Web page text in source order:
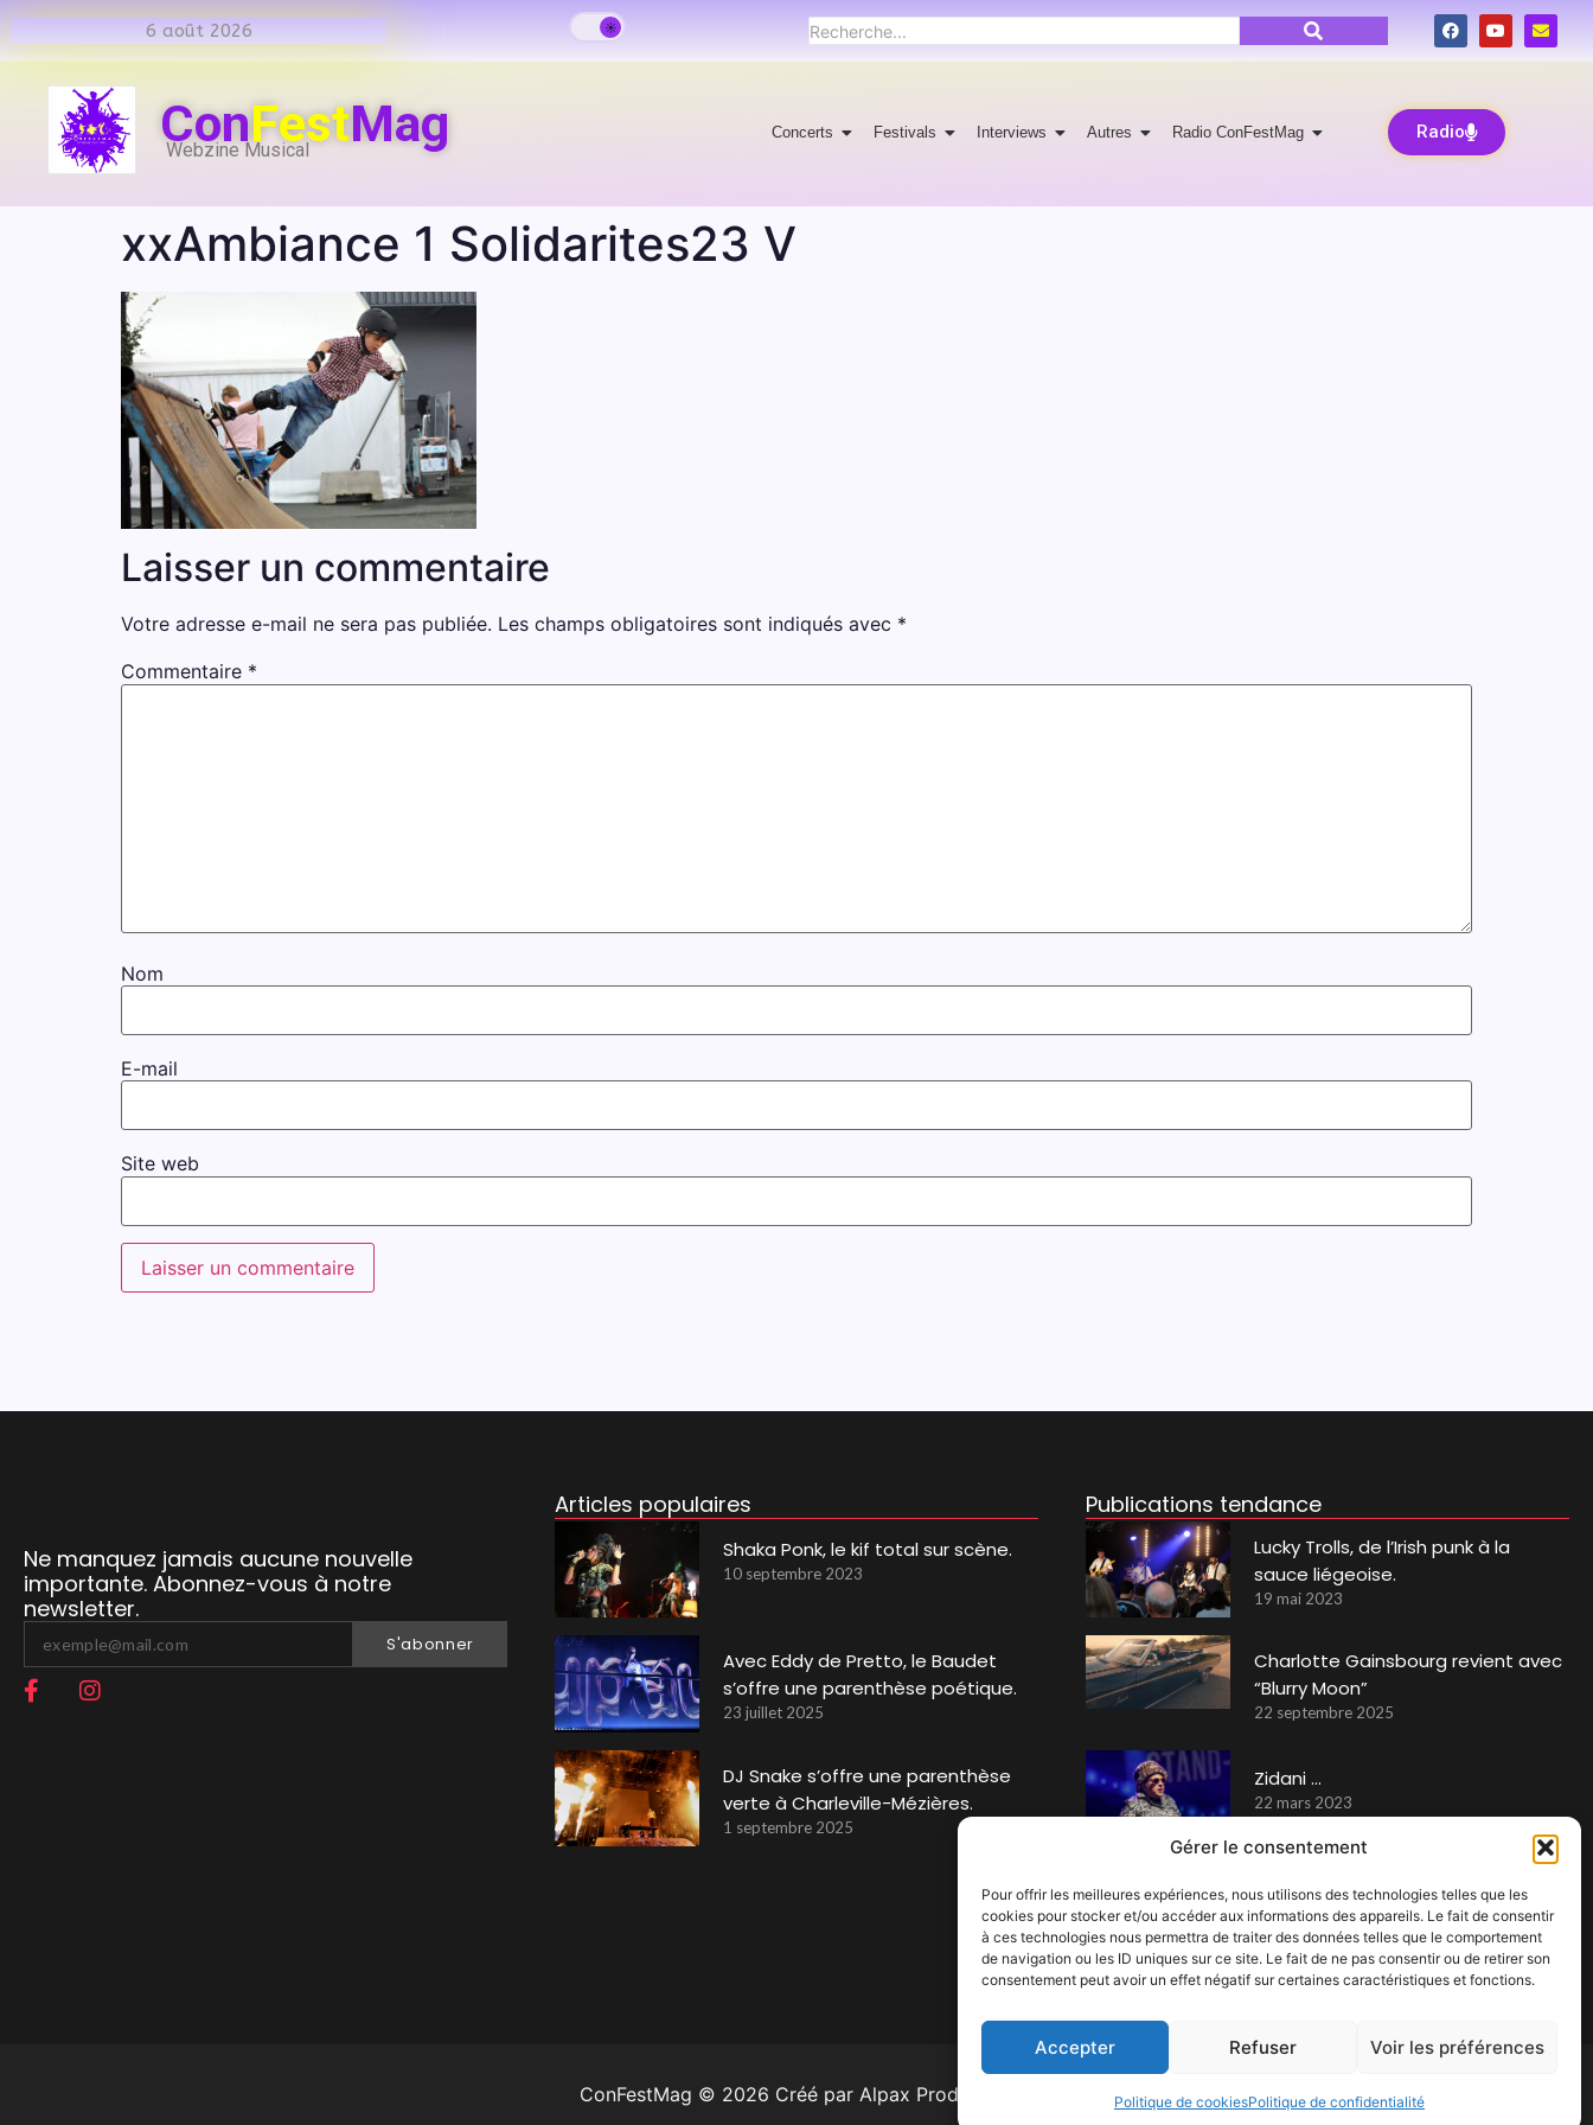
Gérer le consentement
Pour offrir les meilleures expériences, nous utilisons des technologies telles que les
cookies pour stocker et/ou accéder aux informations des appareils. Le fait de consentir
à ces technologies nous permettra de traiter des données telles que le comportement
de navigation ou les ID uniques sur ce site. Le fait de ne pas consentir ou de retirer son
consentement peut avoir un effet négatif sur certaines caractéristiques et fonctions.
Accepter Refuser Voir les préférences
Politique de cookiesPolitique de confidentialité
6 août 2026
ConFestMag
Webzine Musical
Concerts Festivals Interviews Autres Radio ConFestMag Radio
xxAmbiance 1 Solidarites23 V
Laisser un commentaire
Votre adresse e-mail ne sera pas publiée. Les champs obligatoires sont indiqués avec *
Commentaire *
Nom
E-mail
Site web
Ne manquez jamais aucune nouvelle
importante. Abonnez-vous à notre
newsletter.
S'abonner
Articles populaires
Shaka Ponk, le kif total sur scène.
10 septembre 2023
Avec Eddy de Pretto, le Baudet
s’offre une parenthèse poétique.
23 juillet 2025
DJ Snake s’offre une parenthèse
verte à Charleville-Mézières.
1 septembre 2025
Publications tendance
Lucky Trolls, de l’Irish punk à la
sauce liégeoise.
19 mai 2023
Charlotte Gainsbourg revient avec
“Blurry Moon”
22 septembre 2025
Zidani …
22 mars 2023
VIP au FRANCOFOLIES DE SPA …
3 juillet 2023
ConFestMag © 2026 Créé par Alpax Production